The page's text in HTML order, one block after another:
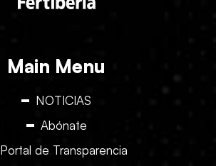
Main Menu
NOTICIAS
Abónate
Portal de Transparencia